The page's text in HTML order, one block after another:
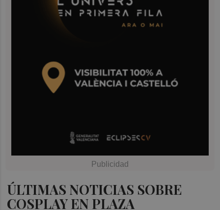
ÚLTIMAS NOTICIAS SOBRE
COSPLAY EN PLAZA